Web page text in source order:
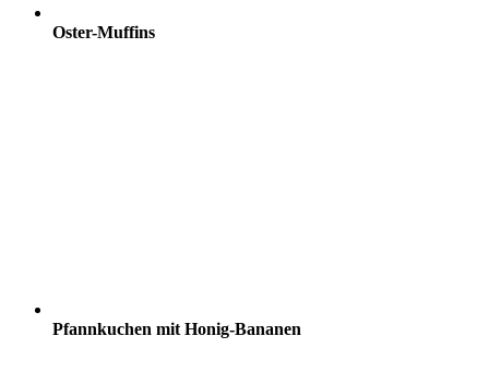
Oster-Muffins
Pfannkuchen mit Honig-Bananen